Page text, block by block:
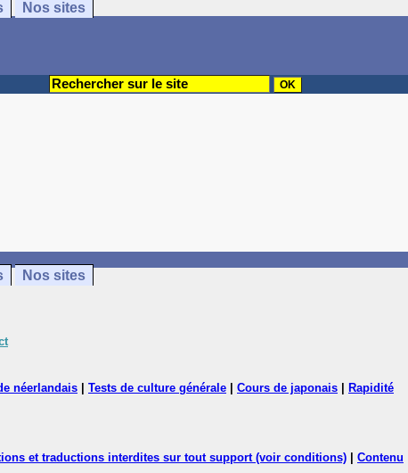
Nos sites
Nos sites
néerlandais Tests de culture générale Cours de japonais
Rapidité
et traductions interdites sur tout support (voir conditions)
Contenu